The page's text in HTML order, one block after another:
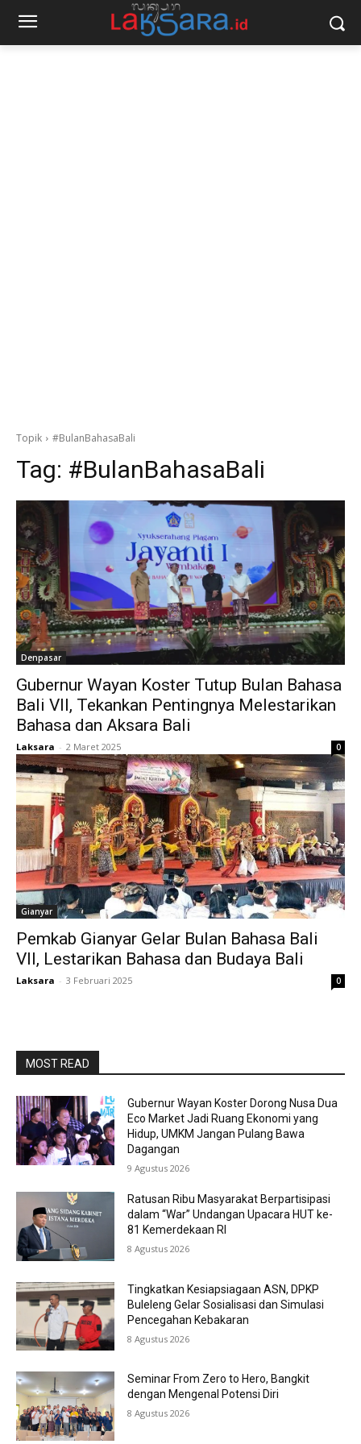
Topik #BulanBahasaBali
Tag: #BulanBahasaBali
Denpasar
Gubernur Wayan Koster Tutup Bulan Bahasa
Bali VII, Tekankan Pentingnya Melestarikan
Bahasa dan Aksara Bali
Laksara - 2 Maret 2025 0
Gianyar
Pemkab Gianyar Gelar Bulan Bahasa Bali
VII, Lestarikan Bahasa dan Budaya Bali
Laksara - 3 Februari 2025 0
MOST READ
Gubernur Wayan Koster Dorong Nusa Dua
Eco Market Jadi Ruang Ekonomi yang
Hidup, UMKM Jangan Pulang Bawa
Dagangan
9 Agustus 2026
Ratusan Ribu Masyarakat Berpartisipasi
dalam “War” Undangan Upacara HUT ke-
81 Kemerdekaan RI
8 Agustus 2026
Tingkatkan Kesiapsiagaan ASN, DPKP
Buleleng Gelar Sosialisasi dan Simulasi
Pencegahan Kebakaran
8 Agustus 2026
Seminar From Zero to Hero, Bangkit
dengan Mengenal Potensi Diri
8 Agustus 2026